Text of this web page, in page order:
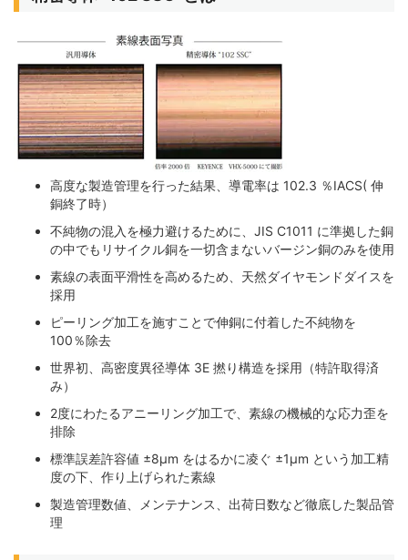
高度な製造管理を行った結果、導電率は 102.3 ％IACS( 伸
銅終了時）
不純物の混入を極力避けるために、JIS C1011 に準拠した銅
の中でもリサイクル銅を一切含まないバージン銅のみを使用
素線の表面平滑性を高めるため、天然ダイヤモンドダイスを
採用
ピーリング加工を施すことで伸銅に付着した不純物を
100％除去
世界初、高密度異径導体 3E 撚り構造を採用（特許取得済
み）
2度にわたるアニーリング加工で、素線の機械的な応力歪を
排除
標準誤差許容値 ±8μm をはるかに凌ぐ ±1μm という加工精
度の下、作り上げられた素線
製造管理数値、メンテナンス、出荷日数など徹底した製品管
理